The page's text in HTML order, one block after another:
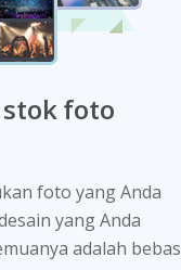
foto
foto yang Anda
yang Anda
adalah bebas